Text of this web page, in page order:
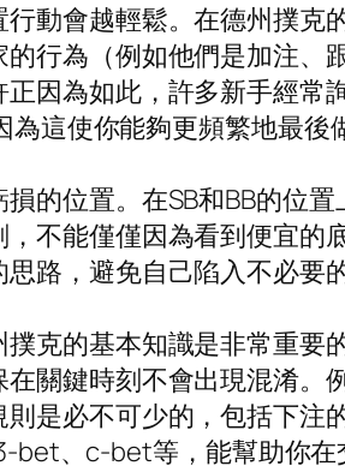
動會越輕鬆。在德州撲
行為（例如他們是加注
因為如此，許多新手經
這使你能夠更頻繁地最後
的位置。在SB和BB的位
不能僅僅因為看到便宜
路，避免自己陷入不必要的
克的基本知識是非常重
關鍵時刻不會出現混淆
是必不可少的，包括下注
、c-bet等，能幫助你在